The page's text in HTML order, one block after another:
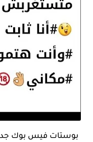
بوستات فيس بوك جديدة 2026 اجمل